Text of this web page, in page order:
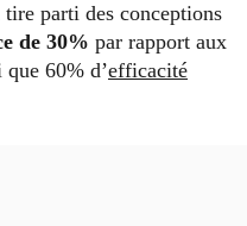
parti des conceptions
de 30% par rapport aux
60% d’efficacité